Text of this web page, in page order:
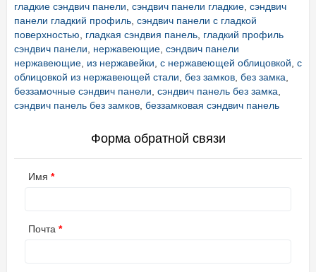
гладкие сэндвич панели, сэндвич панели гладкие, сэндвич
панели гладкий профиль, сэндвич панели с гладкой
поверхностью, гладкая сэндвия панель, гладкий профиль
сэндвич панели, нержавеющие, сэндвич панели
нержавеющие, из нержавейки, с нержавеющей облицовкой, с
облицовкой из нержавеющей стали, без замков, без замка,
беззамочные сэндвич панели, сэндвич панель без замка,
сэндвич панель без замков, беззамковая сэндвич панель
Форма обратной связи
Имя
Почта